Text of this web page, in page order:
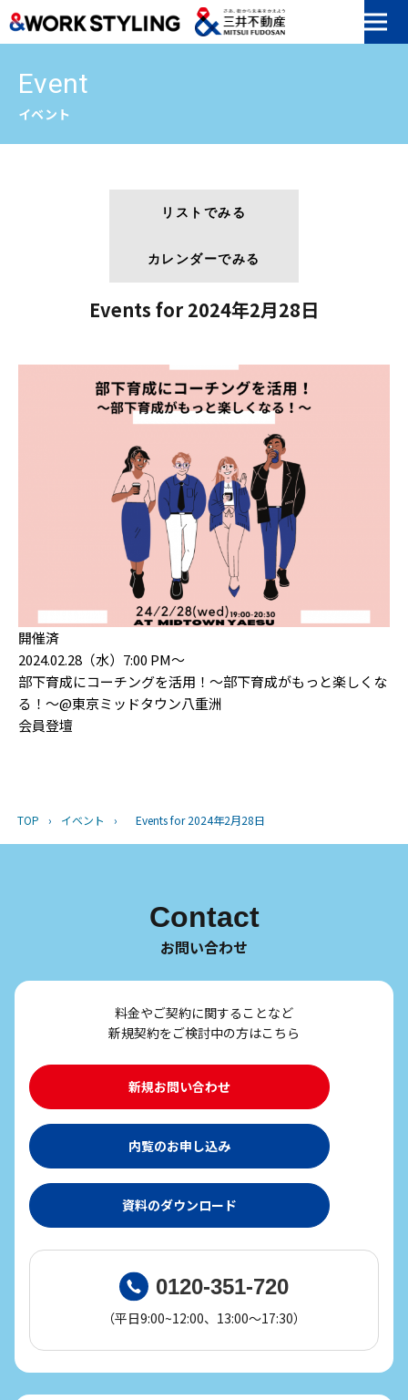
Event
イベント
リストでみる
カレンダーでみる
Events for 2024年2月28日
開催済
2024.02.28（水）7:00 PM〜
部下育成にコーチングを活用！～部下育成がもっと楽しくな
る！～@東京ミッドタウン八重洲
会員登壇
TOP › イベント › Events for 2024年2月28日
Contact
お問い合わせ
料金やご契約に関することなど
新規契約をご検討中の方はこちら
新規お問い合わせ
内覧のお申し込み
資料のダウンロード
0120-351-720
（平日9:00~12:00、13:00～17:30）